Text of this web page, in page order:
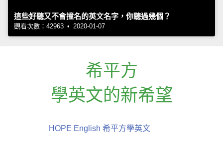
這些好聽又不會撞名的英文名字，你聽過幾個？
觀看次數：42963 • 2020-01-07
希平方
學英文的新希望
HOPE English 希平方學英文